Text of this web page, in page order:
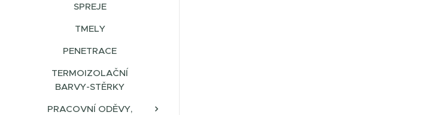
SPREJE
TMELY
PENETRACE
TERMOIZOLAČNÍ
BARVY-STĚRKY
PRACOVNÍ ODĚVY,